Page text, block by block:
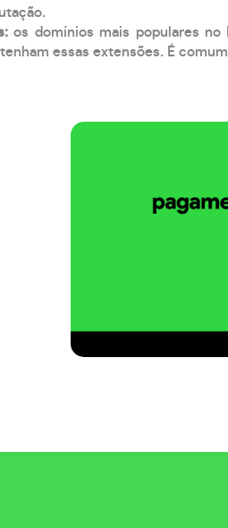
os domínios mais populares
essas extensões. É